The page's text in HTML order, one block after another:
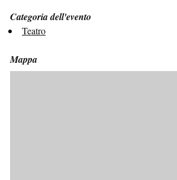
Categoria dell'evento
Teatro
Mappa